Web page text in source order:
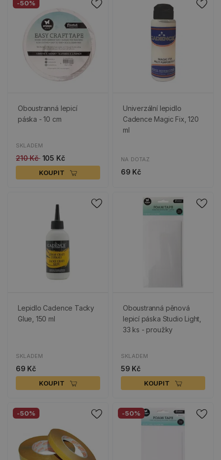
-50%
Oboustranná lepicí
páska - 10 cm
SKLADEM
210 Kč 105 Kč
KOUPIT
Univerzální lepidlo
Cadence Magic Fix, 120
ml
NA DOTAZ
69 Kč
Lepidlo Cadence Tacky
Glue, 150 ml
SKLADEM
69 Kč
KOUPIT
Oboustranná pěnová
lepicí páska Studio Light,
33 ks - proužky
SKLADEM
59 Kč
KOUPIT
-50% -50%